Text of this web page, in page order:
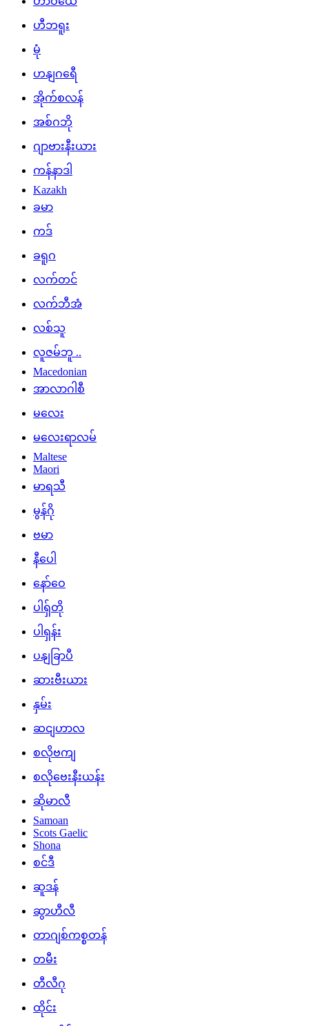
ဟီဘရူး
မုံ
ဟနျဂရေီ
အိုက်စလန်
အစ်ဂဘို
ဂျာဗားနီးယား
ကန်နာဒါ
Kazakh
ခမာ
ကဒ်
ခရူဂ
လက်တင်
လက်ဘီအံ
လစ်သူ
လူဇမ်ဘူ ..
Macedonian
အာလာဂါစီ
မလေး
မလေးရာလမ်
Maltese
Maori
မာရသီ
မွန်ဂို
ဗမာ
နီပေါ
နော်ဝေ
ပါရှ်တို
ပါရှန်း
ပနျခြာပီ
ဆားဗီးယား
နှမ်း
ဆငျဟာလ
စလိုဗကျ
စလိုဗေးနီးယန်း
ဆိုမာလီ
Samoan
Scots Gaelic
Shona
စင်ဒီ
ဆူဒန်
ဆွာဟီလီ
တာဂျစ်ကစ္စတန်
တမီး
တီလီဂု
ထိုင်း